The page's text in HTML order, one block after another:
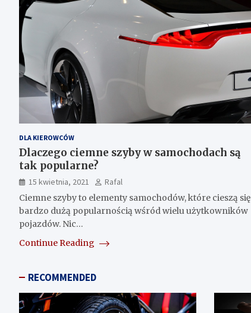
DLA KIEROWCÓW
Dlaczego ciemne szyby w samochodach są
tak popularne?
15 kwietnia, 2021
Rafal
Ciemne szyby to elementy samochodów, które cieszą się
bardzo dużą popularnością wśród wielu użytkowników
pojazdów. Nic…
Continue Reading
RECOMMENDED